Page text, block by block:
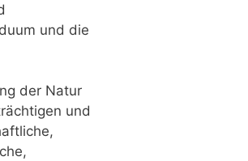
und die
der Natur
und